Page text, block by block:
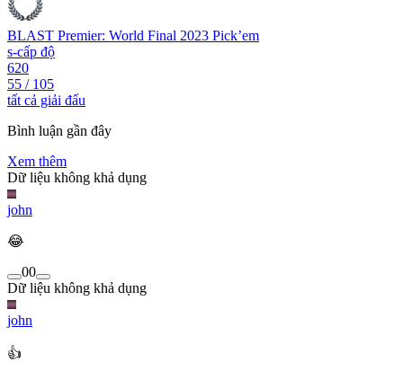
BLAST Premier: World Final 2023 Pick’em
s-cấp độ
620
55 / 105
tất cả giải đấu
Bình luận gần đây
Xem thêm
Dữ liệu không khả dụng
john
😂
00
Dữ liệu không khả dụng
john
👍